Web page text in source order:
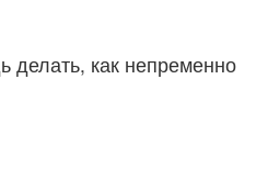
делать, как непременно